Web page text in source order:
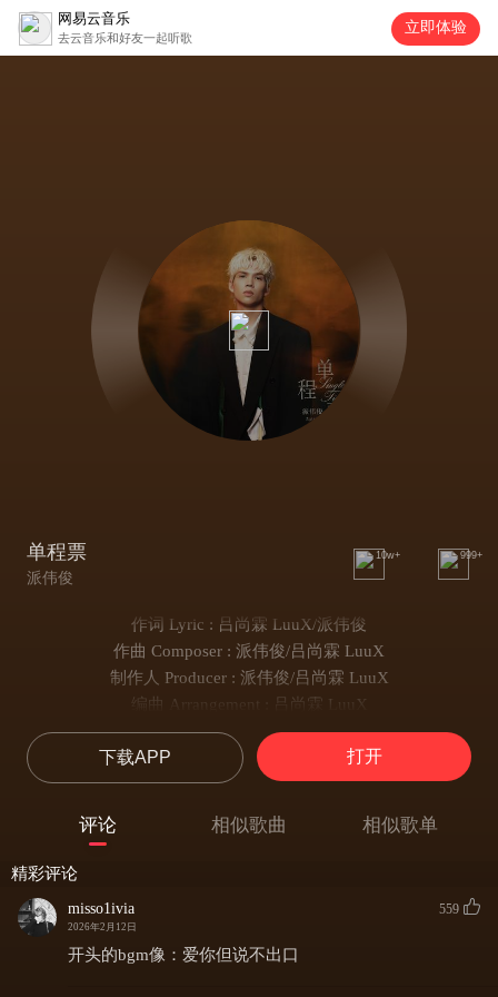
网易云音乐
去云音乐和好友一起听歌
立即体验
单程票
派伟俊
10w+ 999+
作词 Lyric : 吕尚霖 LuuX/派伟俊
作曲 Composer : 派伟俊/吕尚霖 LuuX
制作人 Producer : 派伟俊/吕尚霖 LuuX
编曲 Arrangement : 吕尚霖 LuuX
和声编写 Backing Vocal Arrangerment : 派伟俊/吕尚霖 LuuX
人声编辑 Vocal Editing : 吕尚霖 LuuX
配唱制作人 Vocal Producer : 派伟俊/吕尚霖 LuuX
录音室 Recording Studio : JVR Music Studio
弦乐统筹 String Coordinator : 卢思蒨 Szu-Chien Lu/刘涵 Liu Hang
第一小提琴 First Violin : 卢思蒨 Szu-Chien Lu
下载APP 打开
评论 相似歌曲 相似歌单
精彩评论
misso1ivia
2026年2月12日
559
开头的bgm像：爱你但说不出口